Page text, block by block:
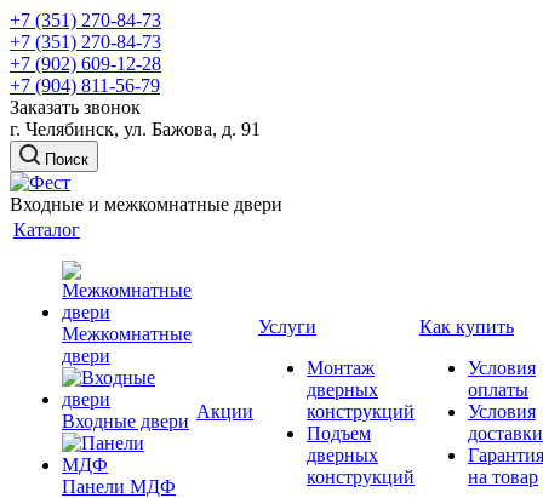
+7 (351) 270-84-73
+7 (351) 270-84-73
+7 (902) 609-12-28
+7 (904) 811-56-79
Заказать звонок
г. Челябинск, ул. Бажова, д. 91
Поиск
Входные и межкомнатные двери
Каталог
Межкомнатные
двери
Входные двери
Панели МДФ
Акции
Услуги
Монтаж
дверных
конструкций
Подъем
дверных
конструкций
Как купить
Условия
оплаты
Условия
доставки
Гарантия
на товар